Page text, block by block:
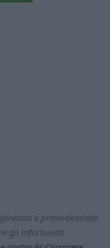
è provvidenziale
gli infortunati